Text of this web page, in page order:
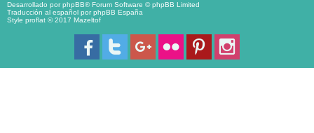
Desarrollado porphpBB® Forum Software © phpBB Limited
Traducción al español porphpBB España
Style proflat © 2017 Mazeltof